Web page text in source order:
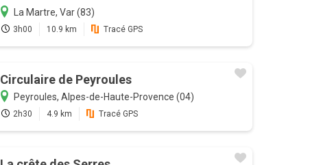
La Martre, Var (83)
3h00 10.9 km Tracé GPS
Circulaire de Peyroules
Peyroules, Alpes-de-Haute-Provence (04)
2h30 4.9 km Tracé GPS